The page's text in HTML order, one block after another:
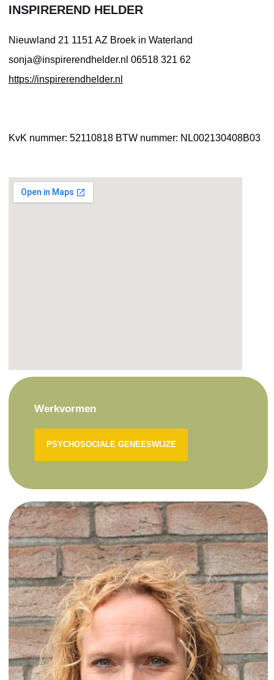
INSPIREREND HELDER
Nieuwland 21 1151 AZ Broek in Waterland
sonja@inspirerendhelder.nl 06518 321 62
https://inspirerendhelder.nl
KvK nummer: 52110818 BTW nummer: NL002130408B03
Werkvormen
PSYCHOSOCIALE GENEESWIJZE